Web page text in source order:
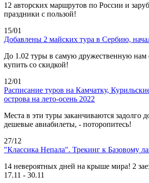
12 авторских маршрутов по России и
праздники с пользой!
15/01
Добавлены 2 майских тура в Сербию,
До 1.02 туры в самую дружественную нам
купить со скидкой!
12/01
Расписание туров на Камчатку,
острова на лето-осень 2022
Места в эти туры заканчиваются задолго
дешевые авиабилеты, - поторопитесь!
27/12
"Классика Непала". Трекинг к Базовому
14 невероятных дней на крыше мира! 2
17.11 - 30.11